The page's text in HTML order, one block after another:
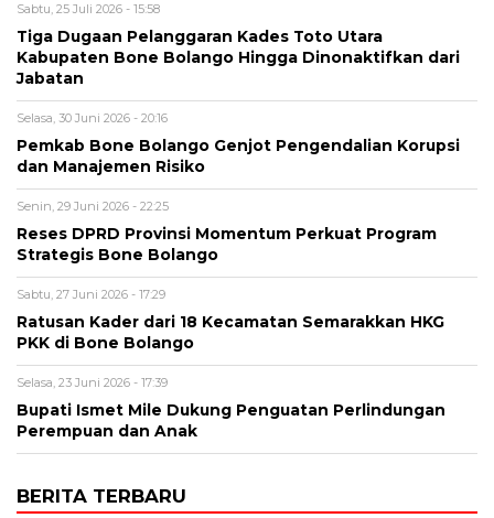
Sabtu, 25 Juli 2026 - 15:58
Tiga Dugaan Pelanggaran Kades Toto Utara
Kabupaten Bone Bolango Hingga Dinonaktifkan dari
Jabatan
Selasa, 30 Juni 2026 - 20:16
Pemkab Bone Bolango Genjot Pengendalian Korupsi
dan Manajemen Risiko
Senin, 29 Juni 2026 - 22:25
Reses DPRD Provinsi Momentum Perkuat Program
Strategis Bone Bolango
Sabtu, 27 Juni 2026 - 17:29
Ratusan Kader dari 18 Kecamatan Semarakkan HKG
PKK di Bone Bolango
Selasa, 23 Juni 2026 - 17:39
Bupati Ismet Mile Dukung Penguatan Perlindungan
Perempuan dan Anak
BERITA TERBARU